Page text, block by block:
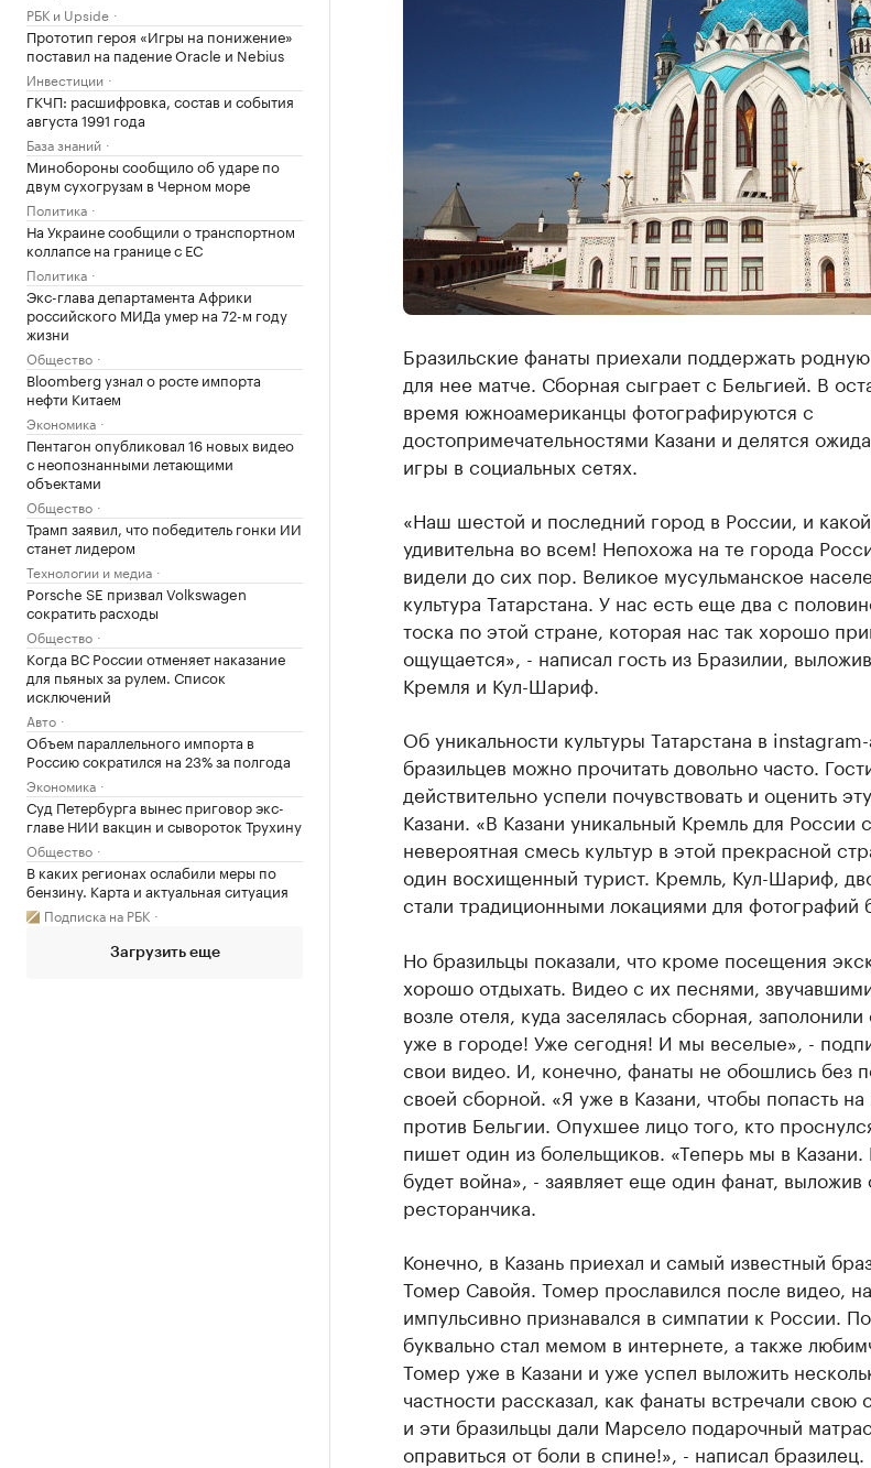
РБК и Upside
Прототип героя «Игры на понижение»
поставил на падение Oracle и Nebius
Инвестиции
ГКЧП: расшифровка, состав и события
августа 1991 года
База знаний
Минобороны сообщило об ударе по
двум сухогрузам в Черном море
Политика
На Украине сообщили о транспортном
коллапсе на границе с ЕС
Политика
Экс-глава департамента Африки
российского МИДа умер на 72-м году
жизни
Общество
Bloomberg узнал о росте импорта
нефти Китаем
Экономика
Пентагон опубликовал 16 новых видео
с неопознанными летающими
объектами
Общество
Трамп заявил, что победитель гонки ИИ
станет лидером
Технологии и медиа
Porsche SE призвал Volkswagen
сократить расходы
Общество
Когда ВС России отменяет наказание
для пьяных за рулем. Список
исключений
Авто
Объем параллельного импорта в
Россию сократился на 23% за полгода
Экономика
Суд Петербурга вынес приговор экс-
главе НИИ вакцин и сывороток Трухину
Общество
В каких регионах ослабили меры по
бензину. Карта и актуальная ситуация
Подписка на РБК
Загрузить еще
Бразильские фанаты приехали поддержать
для нее матче. Сборная сыграет с Бельгией. В
время южноамериканцы фотографируются с
достопримечательностями Казани и делятся
игры в социальных сетях.
«Наш шестой и последний город в России, и
удивительна во всем! Непохожа на те города
видели до сих пор. Великое мусульманское
культура Татарстана. У нас есть еще два с
тоска по этой стране, которая нас так хорошо
ощущается», - написал гость из Бразилии,
Кремля и Кул-Шариф.
Об уникальности культуры Татарстана в instagram-
бразильцев можно прочитать довольно часто.
действительно успели почувствовать и оценить
Казани. «В Казани уникальный Кремль для России
невероятная смесь культур в этой прекрасной
один восхищенный турист. Кремль, Кул-Шариф,
стали традиционными локациями для фотографий
Но бразильцы показали, что кроме посещения
хорошо отдыхать. Видео с их песнями,
возле отеля, куда заселялась сборная,
уже в городе! Уже сегодня! И мы веселые», -
свои видео. И, конечно, фанаты не обошлись без
своей сборной. «Я уже в Казани, чтобы попасть
против Бельгии. Опухшее лицо того, кто
пишет один из болельщиков. «Теперь мы в
будет война», - заявляет еще один фанат, выложив
ресторанчика.
Конечно, в Казань приехал и самый известный
Томер Савойя. Томер прославился после видео,
импульсивно признавался в симпатии к России.
буквально стал мемом в интернете, а также
Томер уже в Казани и уже успел выложить
частности рассказал, как фанаты встречали свою
и эти бразильцы дали Марсело подарочный
оправиться от боли в спине!», - написал бразилец.